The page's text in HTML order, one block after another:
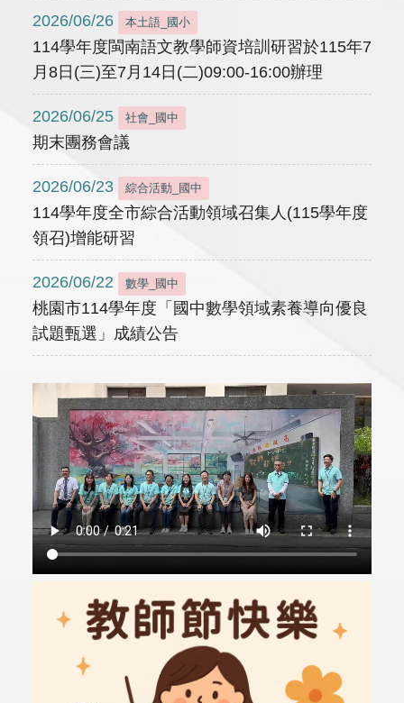
2026/06/26 本土語_國小
114學年度閩南語文教學師資培訓研習於115年7
月8日(三)至7月14日(二)09:00-16:00辦理
2026/06/25 社會_國中
期末團務會議
2026/06/23 綜合活動_國中
114學年度全市綜合活動領域召集人(115學年度
領召)增能研習
2026/06/22 數學_國中
桃園市114學年度「國中數學領域素養導向優良
試題甄選」成績公告